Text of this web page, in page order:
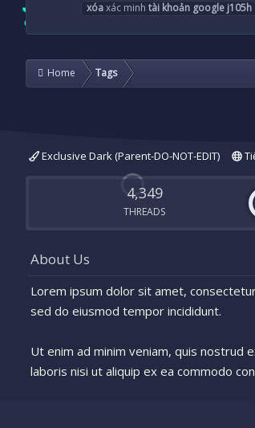
xóaxác minh tài khoản google j105h
Home Tags
Exclusive Dark (Parent-DO-NOT-EDIT)
4,349
THREADS
About Us
Lorem ipsum dolor sit amet,
sed do eiusmod tempor incididunt.
Ut enim ad minim veniam, quis nostrud
laboris nisi ut aliquip ex ea commodo